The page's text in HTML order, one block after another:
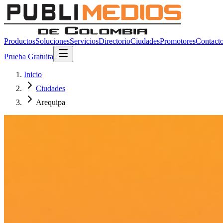
ProductosSolucionesServiciosDirectorioCiudadesPromotores
Prueba Gratuita
Inicio
Ciudades
Arequipa